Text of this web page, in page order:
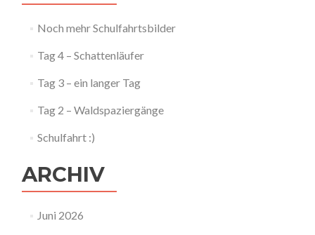
Noch mehr Schulfahrtsbilder
Tag 4 – Schattenläufer
Tag 3 – ein langer Tag
Tag 2 – Waldspaziergänge
Schulfahrt :)
ARCHIV
Juni 2026